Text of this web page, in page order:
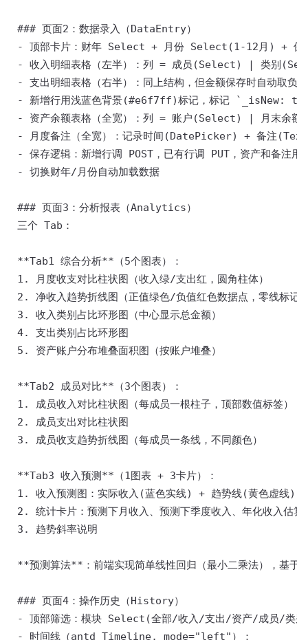
### 页面2：数据录入（DataEntry）
- 顶部卡片：财年 Select + 月份 Select(1-12月) + 保
- 收入明细表格（左半）：列 = 成员(Select) | 类别
- 支出明细表格（右半）：同上结构，但金额保存时自动取负
- 新增行用浅蓝色背景(#e6f7ff)标记，标记 `_isNew:
- 资产余额表格（全宽）：列 = 账户(Select) | 月末余
- 月度备注（全宽）：记录时间(DatePicker) + 备注
- 保存逻辑：新增行调 POST，已有行调 PUT，资产和
- 切换财年/月份自动加载数据
### 页面3：分析报表（Analytics）
三个 Tab：
**Tab1 综合分析**（5个图表）：
1. 月度收支对比柱状图（收入绿/支出红，圆角柱体）
2. 净收入趋势折线图（正值绿色/负值红色数据点，零线标记
3. 收入类别占比环形图（中心显示总金额）
4. 支出类别占比环形图
5. 资产账户分布堆叠面积图（按账户堆叠）
**Tab2 成员对比**（3个图表）：
1. 成员收入对比柱状图（每成员一根柱子，顶部数值标签）
2. 成员支出对比柱状图
3. 成员收支趋势折线图（每成员一条线，不同颜色）
**Tab3 收入预测**（1图表 + 3卡片）：
1. 收入预测图：实际收入(蓝色实线) + 趋势线(黄色虚线)
2. 统计卡片：预测下月收入、预测下季度收入、年化收入估
3. 趋势斜率说明
**预测算法**：前端实现简单线性回归（最小二乘法），基于
### 页面4：操作历史（History）
- 顶部筛选：模块 Select(全部/收入/支出/资产/成员/
- 时间线（antd Timeline, mode="left"）：